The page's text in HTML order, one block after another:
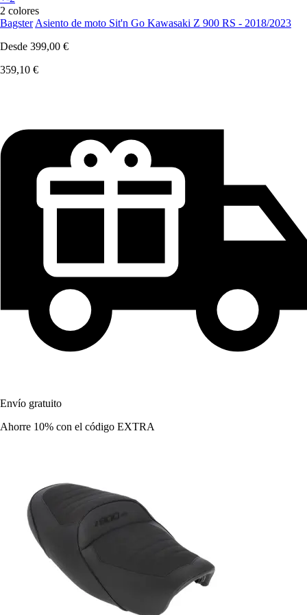
2 colores
Bagster Asiento de moto Sit'n Go Kawasaki Z 900 RS - 2018/2023
Desde 399,00 €
359,10 €
Envío gratuito
Ahorre 10% con el código EXTRA